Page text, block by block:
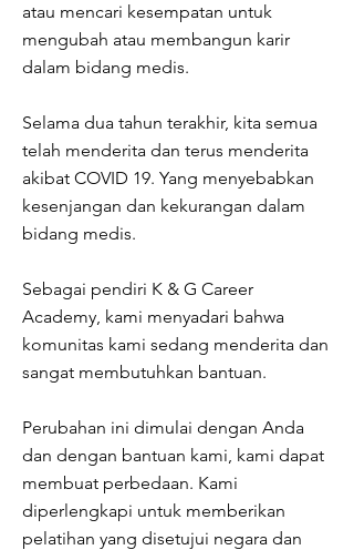
atau mencari kesempatan untuk
mengubah atau membangun karir
dalam bidang medis.
Selama dua tahun terakhir, kita semua
telah menderita dan terus menderita
akibat COVID 19. Yang menyebabkan
kesenjangan dan kekurangan dalam
bidang medis.
Sebagai pendiri K & G Career
Academy, kami menyadari bahwa
komunitas kami sedang menderita dan
sangat membutuhkan bantuan.
Perubahan ini dimulai dengan Anda
dan dengan bantuan kami, kami dapat
membuat perbedaan. Kami
diperlengkapi untuk memberikan
pelatihan yang disetujui negara dan